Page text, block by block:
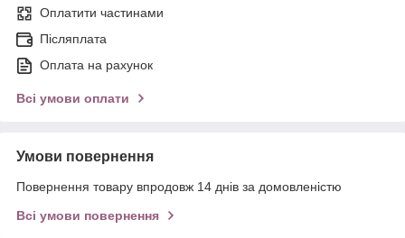
Оплатити частинами
Післяплата
Оплата на рахунок
Всі умови оплати
Умови повернення
Повернення товару впродовж 14 днів за домовленістю
Всі умови повернення